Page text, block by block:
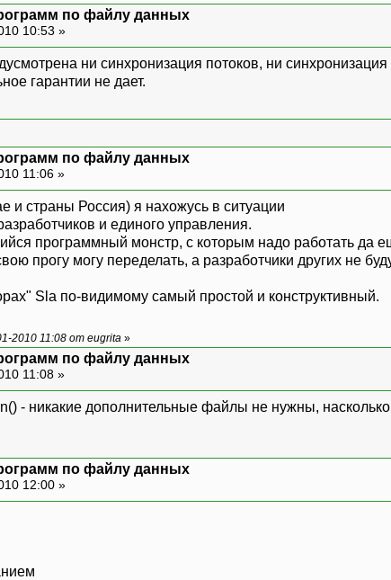
по файлу данных
10:53 »
ни синхронизация потоков, ни
гарантии не дает.
по файлу данных
11:06 »
и страны Россия) я нахожусь в ситуации
и единого управления.
программный монстр, с которым надо работать да
прогу могу переделать, а разработчики других не
Sla по-видимому самый простой и конструктивный.
2010 11:08 от eugrita »
по файлу данных
11:08 »
- никакие дополнительные файлы не нужны,
по файлу данных
12:00 »